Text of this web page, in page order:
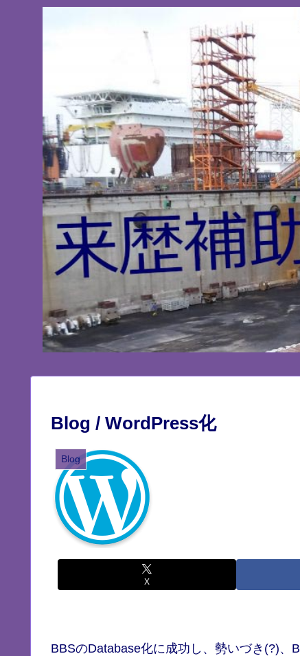
Blog / WordPress化
Blog
X
BBSのDatabase化に成功し、勢いづき(?)、